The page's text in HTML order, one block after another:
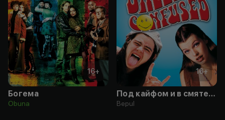
16+
Богема
Obuna
16+
Под кайфом и в смятении
Bepul